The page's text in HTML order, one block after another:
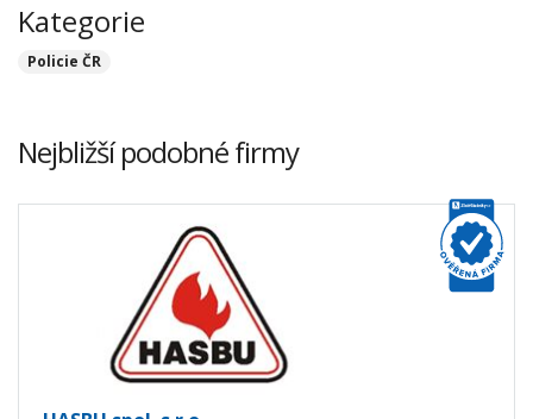
Kategorie
Policie ČR
Nejbližší podobné firmy